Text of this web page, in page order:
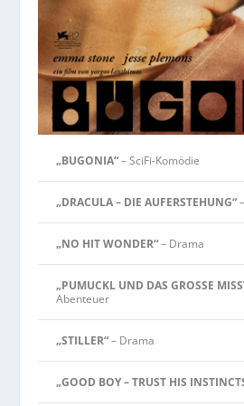
„BUGONIA“– SciFi-Komödie
„DRACULA – DIE AUFERSTEHUNG“
„NO HIT WONDER“– Drama
„PUMUCKL UND DAS GROSSE
Abenteuer
„STILLER“– Drama
„GOOD BOY – TRUST HIS